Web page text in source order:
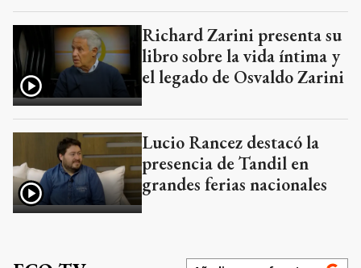
Richard Zarini presenta su
libro sobre la vida íntima y
el legado de Osvaldo Zarini
Lucio Rancez destacó la
presencia de Tandil en
grandes ferias nacionales